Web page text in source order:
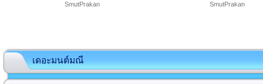
SmutPrakan
SmutPrakan
เดอะมนต์มณี